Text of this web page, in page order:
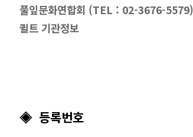
풀잎문화연합회 (TEL : 02-3676-5579)
퀼트 기관정보
◈ 등록번호